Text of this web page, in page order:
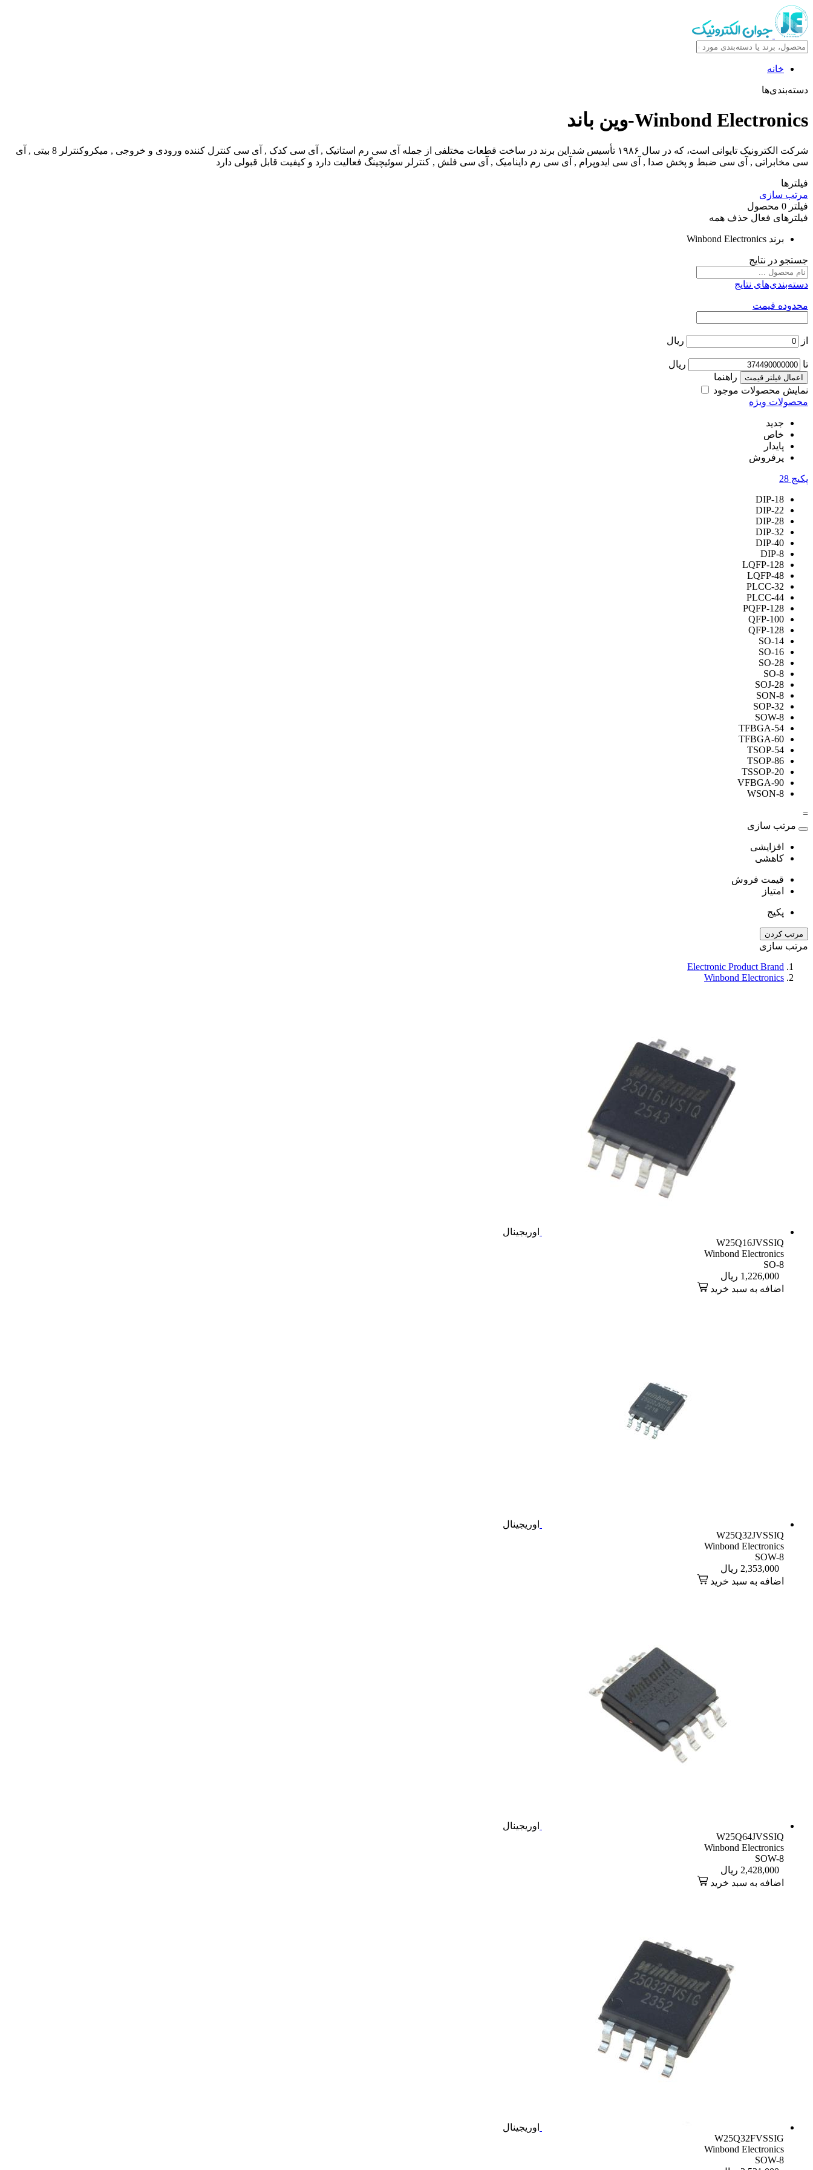
خانه
دسته‌بندی‌ها
Winbond Electronics- وین باند
شرکت الکترونیک تایوانی است، که در سال ۱۹۸۶ تأسیس شد.این برند در ساخت قطعات مختلفی از جمله آی سی رم استاتیک , آی سی کدک , آی سی کنترل کننده ورودی و خروجی , میکروکنترلر 8 بیتی , آی
سی مخابراتی , آی سی ضبط و پخش صدا , آی سی ایدوپرام , آی سی رم داینامیک , آی سی فلش , کنترلر سوئیچینگ فعالیت دارد و کیفیت قابل قبولی دارد
فیلترها
مرتب سازی
فیلتر 0 محصول
فیلترهای فعال حذف همه
برند Winbond Electronics
جستجو در نتایج
دسته‌بندی‌های نتایج
محدوده قیمت
از ریال
تا ریال
اعمال فیلتر قیمت
راهنما
نمایش محصولات موجود
محصولات ویژه
جدید
خاص
پایدار
پرفروش
پکیج 28
DIP-18
DIP-22
DIP-28
DIP-32
DIP-40
DIP-8
LQFP-128
LQFP-48
PLCC-32
PLCC-44
PQFP-128
QFP-100
QFP-128
SO-14
SO-16
SO-28
SO-8
SOJ-28
SON-8
SOP-32
SOW-8
TFBGA-54
TFBGA-60
TSOP-54
TSOP-86
TSSOP-20
VFBGA-90
WSON-8
=
مرتب سازی
افزایشی
کاهشی
قیمت فروش
امتیاز
پکیج
مرتب کردن
مرتب سازی
Electronic Product Brand
Winbond Electronics
اوریجینال
W25Q16JVSSIQ
Winbond Electronics
SO-8
1,226,000 ریال
اضافه به سبد خرید
اوریجینال
W25Q32JVSSIQ
Winbond Electronics
SOW-8
2,353,000 ریال
اضافه به سبد خرید
اوریجینال
W25Q64JVSSIQ
Winbond Electronics
SOW-8
2,428,000 ریال
اضافه به سبد خرید
اوریجینال
W25Q32FVSSIG
Winbond Electronics
SOW-8